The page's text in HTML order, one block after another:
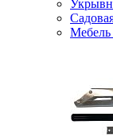
Мебель